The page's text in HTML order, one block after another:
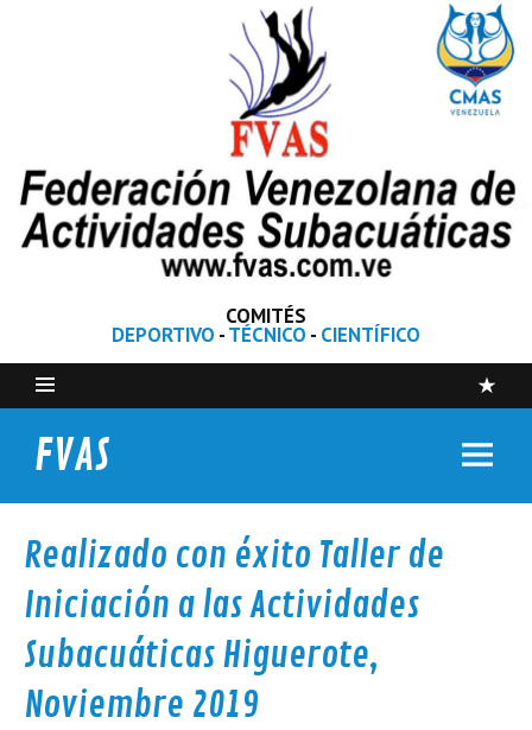
COMITÉS
DEPORTIVO -TÉCNICO - CIENTÍFICO
FVAS
Realizado con éxito Taller de
Iniciación a las Actividades
Subacuáticas Higuerote,
Noviembre 2019